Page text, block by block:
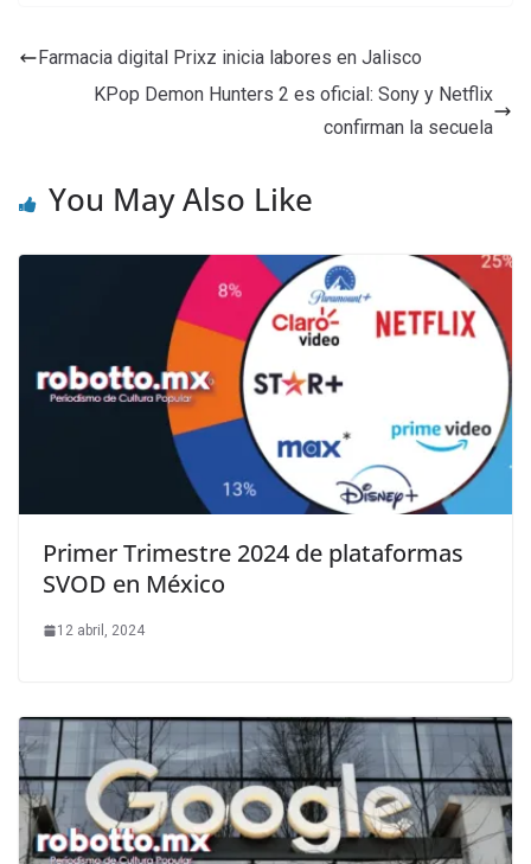
Farmacia digital Prixz inicia labores en Jalisco
KPop Demon Hunters 2 es oficial: Sony y Netflix
confirman la secuela
You May Also Like
Primer Trimestre 2024 de plataformas
SVOD en México
12 abril, 2024